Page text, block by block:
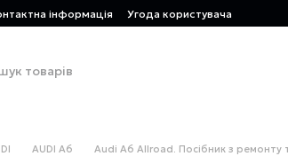
інформація Угода користувача
AUDI A6 Audi A6 Allroad. Посібник з ремонту